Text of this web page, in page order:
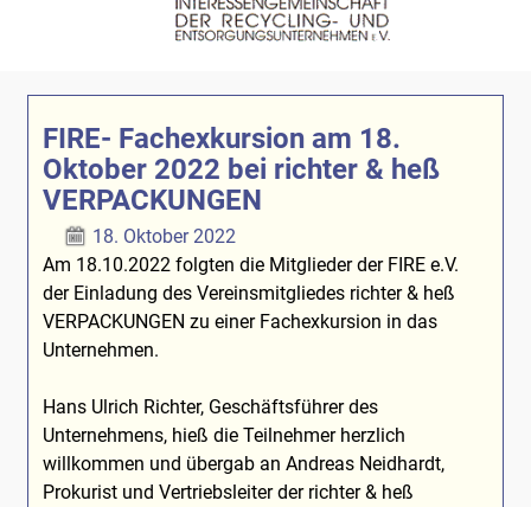
FIRE- Fachexkursion am 18.
Oktober 2022 bei richter & heß
VERPACKUNGEN
18. Oktober 2022
Am 18.10.2022 folgten die Mitglieder der FIRE e.V.
der Einladung des Vereinsmitgliedes richter & heß
VERPACKUNGEN zu einer Fachexkursion in das
Unternehmen.
Hans Ulrich Richter, Geschäftsführer des
Unternehmens, hieß die Teilnehmer herzlich
willkommen und übergab an Andreas Neidhardt,
Prokurist und Vertriebsleiter der richter & heß